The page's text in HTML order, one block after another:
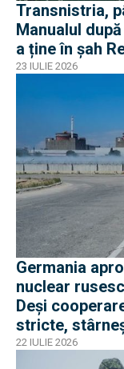
Transnistria,
Manualul
a ține în șah
23 IULIE 2026
Germania
nuclear
Deși
stricte,
22 IULIE 2026